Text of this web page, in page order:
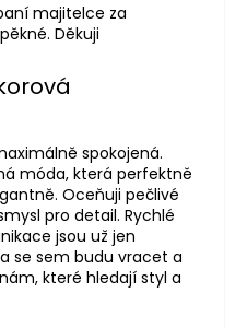
majitelce za
Děkuji
je 5 z 5 hvězdiček.
spokojená.
móda, která perfektně
Oceňuji pečlivé
pro detail. Rychlé
jsou už jen
se sem budu vracet a
které hledají styl a